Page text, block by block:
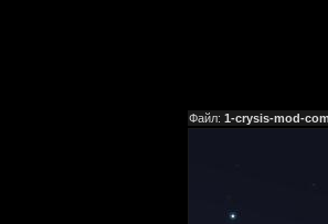
Файл: 1-crysis-mod-